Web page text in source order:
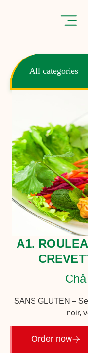
A1.
SANS GLUTEN –
noir,
Order now